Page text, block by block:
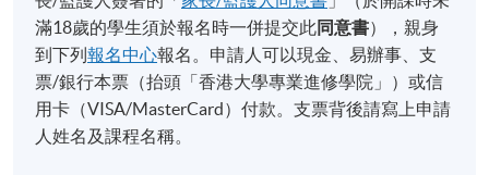
滿18歲的學生須於報名時一併提交此同意書），親身
到下列報名中心報名。申請人可以現金、易辦事、支
票/銀行本票（抬頭「香港大學專業進修學院」）或信
用卡（VISA/MasterCard）付款。支票背後請寫上申請
人姓名及課程名稱。